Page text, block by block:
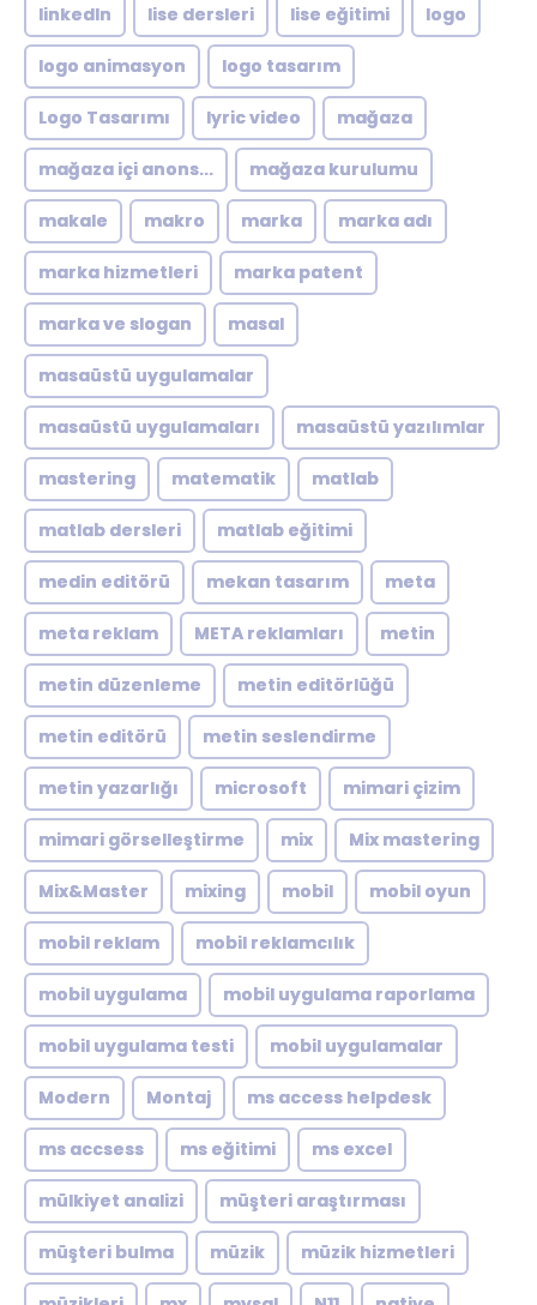
linkedln lise dersleri lise eğitimi logo
logo animasyon logo tasarım
Logo Tasarımı lyric video mağaza
mağaza içi anons... mağaza kurulumu
makale makro marka marka adı
marka hizmetleri marka patent
marka ve slogan masal
masaüstü uygulamalar
masaüstü uygulamaları masaüstü yazılımlar
mastering matematik matlab
matlab dersleri matlab eğitimi
medin editörü mekan tasarım meta
meta reklam META reklamları metin
metin düzenleme metin editörlüğü
metin editörü metin seslendirme
metin yazarlığı microsoft mimari çizim
mimari görselleştirme mix Mix mastering
Mix&Master mixing mobil mobil oyun
mobil reklam mobil reklamcılık
mobil uygulama mobil uygulama raporlama
mobil uygulama testi mobil uygulamalar
Modern Montaj ms access helpdesk
ms accsess ms eğitimi ms excel
mülkiyet analizi müşteri araştırması
müşteri bulma müzik müzik hizmetleri